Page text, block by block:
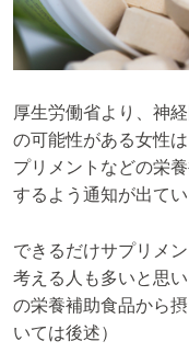
厚生労働省より、神
の可能性がある女性
プリメントなどの栄
するよう通知が出て
できるだけサプリメ
考える人も多いと思
の栄養補助食品から
いては後述）